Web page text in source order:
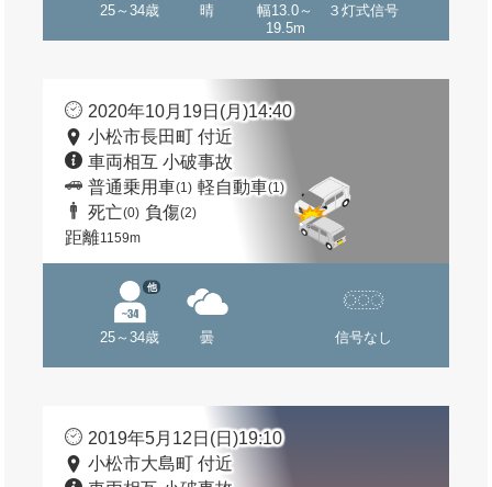
25～34歳 晴
幅13.0～
19.5m
３灯式信号
2020年10月19日(月)14:40
小松市長田町 付近
車両相互 小破事故
普通乗用車(1) 軽自動車(1)
死亡(0) 負傷(2)
距離1159m
25～34歳
他
曇 信号なし
2019年5月12日(日)19:10
小松市大島町 付近